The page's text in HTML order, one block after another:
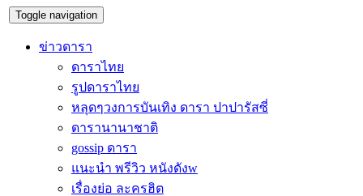
Toggle navigation
ข่าวดารา
ดาราไทย
รูปดาราไทย
หลุดๆวงการบันเทิง ดารา ปาปารัสซี่
ดารานานาชาติ
gossip ดารา
แนะนำ พรีวิว หนังดังw
เรื่องย่อ ละครฮิต